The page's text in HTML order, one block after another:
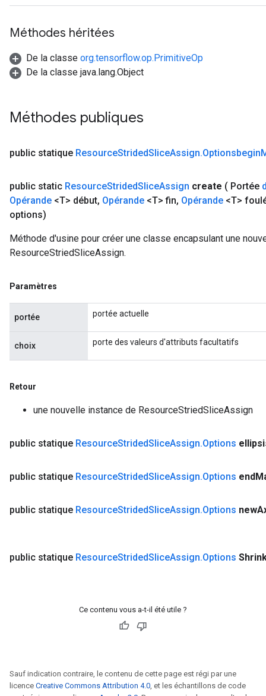
Méthodes héritées
De la classe org.tensorflow.op.PrimitiveOp
De la classe java.lang.Object
Méthodes publiques
public statique ResourceStridedSliceAssign.Optionsbegin
public static ResourceStridedSliceAssign create ( Portée
Opérande <T> début, Opérande <T> fin, Opérande <T>
options)
Méthode d'usine pour créer une classe encapsulant une
ResourceStriedSliceAssign.
Paramètres
portée portée actuelle
choix porte des valeurs d'attributs facultatifs
Retour
une nouvelle instance de ResourceStriedSliceAssign
public statique ResourceStridedSliceAssign.Options
public statique ResourceStridedSliceAssign.Options end
public statique ResourceStridedSliceAssign.Options new
public statique ResourceStridedSliceAssign.Options
Ce contenu vous a-t-il été utile ?
Sauf indication contraire, le contenu de cette page est régi par une
licence Creative Commons Attribution 4.0 , et les échantillons de code